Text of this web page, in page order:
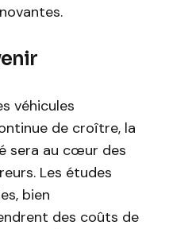
véhicules
de croître, la
sera au cœur des
Les études
bien
des coûts de